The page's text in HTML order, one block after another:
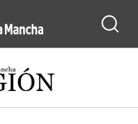
Castilla-La